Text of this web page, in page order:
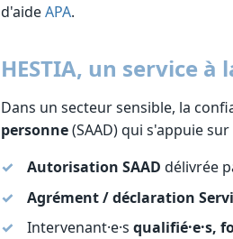
d'aideAPA.
HESTIA, un service
Dans un secteur sensible, la
personne(SAAD) qui s'appuie
Autorisation SAAD délivrée
Agrément / déclaration
Intervenant·e·s qualifié·e·s,